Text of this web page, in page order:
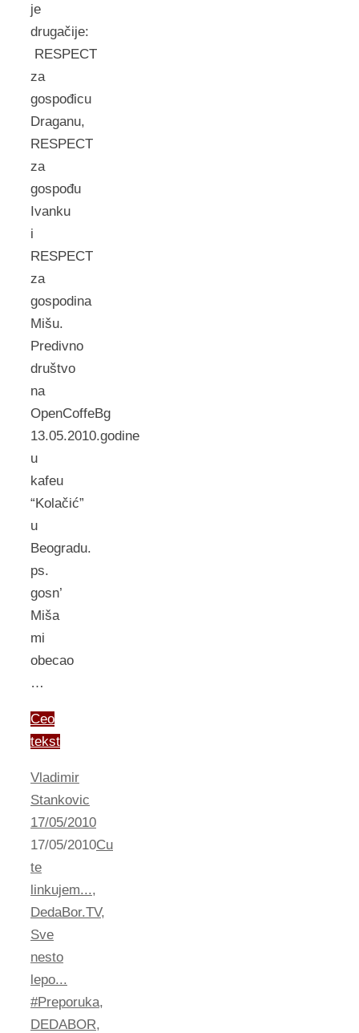
je
drugačije:
RESPECT
za
gospođicu
Draganu,
RESPECT
za
gospođu
Ivanku
i
RESPECT
za
gospodina
Mišu.
Predivno
društvo
na
OpenCoffeBg
13.05.2010.godine
u
kafeu
“Kolačić”
u
Beogradu.
ps.
gosn’
Miša
mi
obecao
…
Ceo
tekst
Vladimir
Stankovic
17/05/2010
17/05/2010Cu
te
linkujem...,
DedaBor.TV,
Sve
nesto
lepo...
#Preporuka,
DEDABOR,